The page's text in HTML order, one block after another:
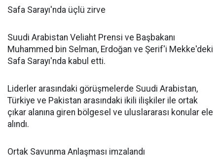
Safa Sarayı'nda üçlü zirve
Suudi Arabistan Veliaht Prensi ve Başbakanı
Muhammed bin Selman, Erdoğan ve Şerif'i Mekke'deki
Safa Sarayı'nda kabul etti.
Liderler arasındaki görüşmelerde Suudi Arabistan,
Türkiye ve Pakistan arasındaki ikili ilişkiler ile ortak
çıkar alanına giren bölgesel ve uluslararası konular ele
alındı.
Ortak Savunma Anlaşması imzalandı